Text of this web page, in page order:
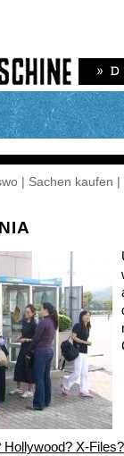
| Sachen kaufen
X-Files?